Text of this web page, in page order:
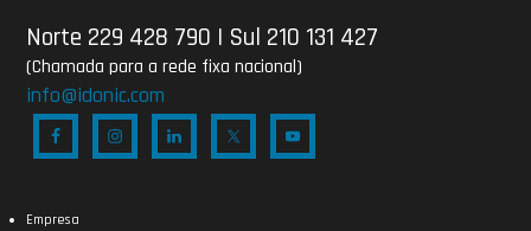
Norte 229 428 790 | Sul 210 131 427
(Chamada para a rede fixa nacional)
info@idonic.com
Empresa